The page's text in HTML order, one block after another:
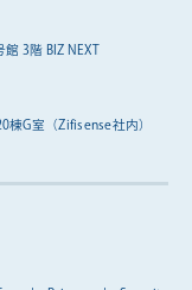
3階 BIZ NEXT
G室（Zifisense社内）